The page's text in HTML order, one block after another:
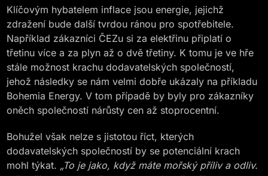
Klíčovým hybatelem inflace jsou energie, jejichž
zdražení bude další tvrdou ránou pro spotřebitele.
Například zákazníci ČEZu si za elektřinu připlatí o
třetinu více a za plyn až o dvě třetiny. K tomu je ve hře
stále možnost krachu dodavatelských společností,
jehož následky se nám velmi dobře ukázaly na příkladu
Bohemia Energy. V tom případě by byly pro zákazníky
oněch společností nárůsty cen až stoprocentní.
Bohužel však nelze s jistotou říct, kterých
dodavatelských společností by se potenciální krach
mohl týkat. „To je jako, když máte mořský příliv a odliv.